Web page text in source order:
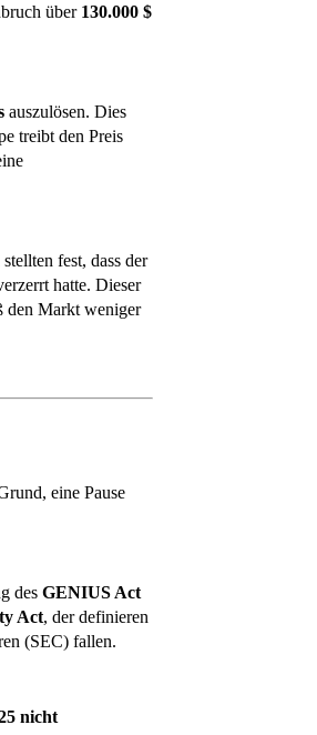
über 130.000 $
auszulösen. Dies
treibt den Preis
fest, dass der
hatte. Dieser
den Markt weniger
eine Pause
des GENIUS Act
Act, der definieren
(SEC) fallen.
nicht